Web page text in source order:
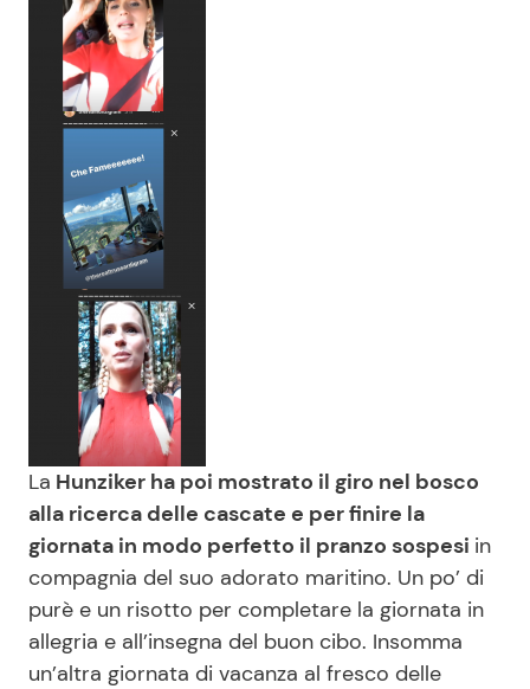
La Hunziker ha poi mostrato il giro nel bosco
alla ricerca delle cascate e per finire la
giornata in modo perfetto il pranzo sospesi in
compagnia del suo adorato maritino. Un po’ di
purè e un risotto per completare la giornata in
allegria e all’insegna del buon cibo. Insomma
un’altra giornata di vacanza al fresco delle